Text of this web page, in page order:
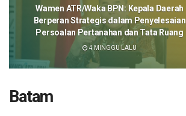
Wamen ATR/Waka BPN: Kepala Daerah
Berperan Strategis dalam Penyelesaian
Persoalan Pertanahan dan Tata Ruang
4 MINGGU LALU
Batam